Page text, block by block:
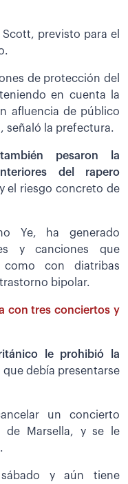
previsto para el
de protección del
en cuenta la
afluencia de público
señaló la prefectura.
también pesaron la
del rapero
el riesgo concreto de
Ye, ha generado
y canciones que
con diatribas
bipolar.
con tres conciertos y
le prohibió la
debía presentarse
un concierto
de Marsella, y se le
y aún tiene